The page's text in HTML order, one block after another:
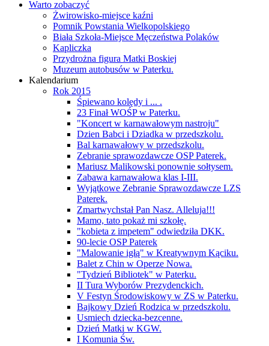
Warto zobaczyć
Żwirowisko-miejsce kaźni
Pomnik Powstania Wielkopolskiego
Biała Szkoła-Miejsce Męczeństwa Polaków
Kapliczka
Przydrożna figura Matki Boskiej
Muzeum autobusów w Paterku.
Kalendarium
Rok 2015
Śpiewano kolędy i ... .
23 Finał WOŚP w Paterku.
"Koncert w karnawałowym nastroju"
Dzien Babci i Dziadka w przedszkolu.
Bal karnawałowy w przedszkolu.
Zebranie sprawozdawcze OSP Paterek.
Mariusz Malikowski ponownie sołtysem.
Zabawa karnawałowa klas I-III.
Wyjątkowe Zebranie Sprawozdawcze LZS
Paterek.
Zmartwychstał Pan Nasz. Alleluja!!!
Mamo, tato pokaż mi szkołę.
"kobieta z impetem" odwiedziła DKK.
90-lecie OSP Paterek
"Malowanie igłą" w Kreatywnym Kąciku.
Balet z Chin w Operze Nowa.
"Tydzień Bibliotek" w Paterku.
II Tura Wyborów Prezydenckich.
V Festyn Środowiskowy w ZS w Paterku.
Bajkowy Dzień Rodzica w przedszkolu.
Usmiech dziecka-bezcenne.
Dzień Matki w KGW.
I Komunia Św.